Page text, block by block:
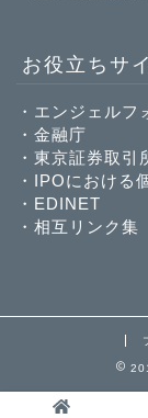
お役立ちサ
・ エンジェルフ
・ 金融庁
・ 東京証券取引
・ IPOにおける
・ EDINET
・ 相互リンク集